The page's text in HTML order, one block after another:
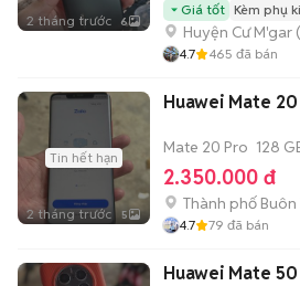
2 tháng trước 6
Giá tốt Kèm phụ
Huyện Cư M'gar (
4.7 465 đã bán
Tin hết hạn
2 tháng trước 5
Huawei Mate
Mate 20 Pro 128
2.350.000 đ
Thành phố
4.7 79 đã bán
Huawei Mate